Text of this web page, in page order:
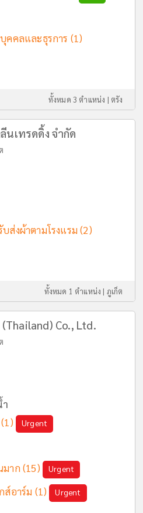
คคลและธุรการ (1)
ทั้งหมด 3 ตำแหน่ง | ตรัง
เทรดดิ้ง จำกัด
ส่งผ้าตามโรงแรม(2)
ทั้งหมด 1 ตำแหน่ง | ภูเก็ต
Co., Ltd.
(1) Urgent
มาก(15) Urgent
ส์อาร์ม (1) Urgent